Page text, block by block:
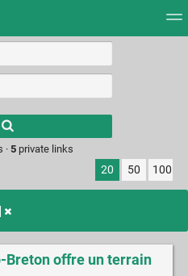
results.
· 5private links
20 50 100
Breton offre un terrain